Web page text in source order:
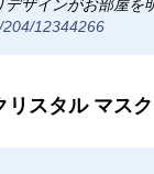
ザインがお部屋を
12344266
リスタル マス